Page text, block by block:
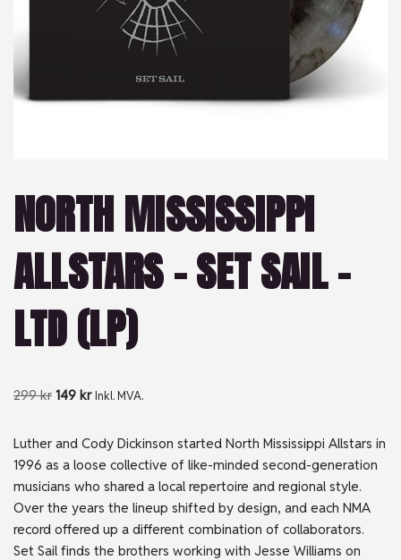
NORTH MISSISSIPPI
ALLSTARS – SET SAIL –
LTD (LP)
299kr 149 kr Inkl. MVA.
Luther and Cody Dickinson started North Mississippi Allstars in
1996 as a loose collective of like-minded second-generation
musicians who shared a local repertoire and regional style.
Over the years the lineup shifted by design, and each NMA
record offered up a different combination of collaborators.
Set Sail finds the brothers working with Jesse Williams on